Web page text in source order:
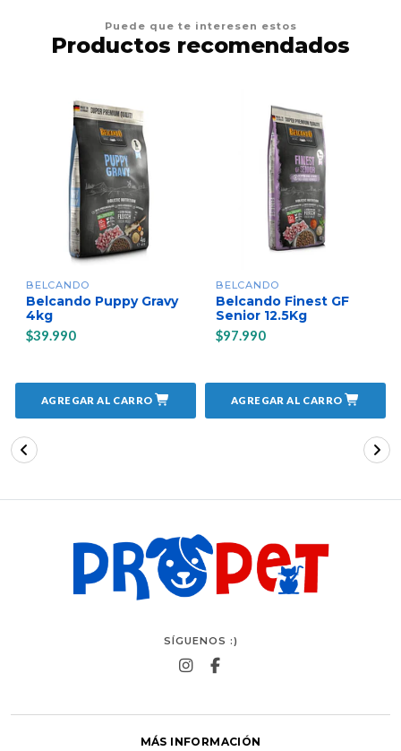
Puede que te interesen estos
Productos recomendados
BELCANDO
Belcando Puppy Gravy
4kg
$39.990
AGREGAR AL CARRO
BELCANDO
Belcando Finest GF
Senior 12.5Kg
$97.990
AGREGAR AL CARRO
SÍGUENOS :)
MÁS INFORMACIÓN